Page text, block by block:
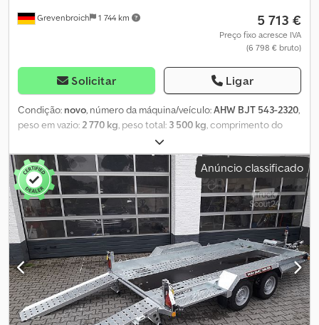
Grevenbroich 1 744 km 5 713 €
Preço fixo acresce IVA
(6 798 € bruto)
Solicitar Ligar
Condição: novo, número da máquina/veículo:AHW BJT 543-2320,
peso em vazio:2 770 kg, peso total: 3 500 kg, comprimento do
, largura do espaço de carga:
mm, Ano de fabrico:2026, Muitos modelos e versões populares
disponíveis... Mais é simplesmente mais valor... encomende em
trailershop. Os nossos reboques Brian James não são apenas para
profissionais, oferecendo a solução mais confortável para o
transporte de máquinas. *ou garanta já o seu modelo e
equipamento preferidos.* Deseja comprar um dos melhores
reboques multiuso para transporte de máquinas? Exemplo sem
compromisso: Reboque para transporte de máquinas Cargo
Digger Plant 2, 370x170x15 cm, 3500 kg. Chassi Tandem de
plataforma baixa V, freio de inércia, pneus 12", altura da plataforma
de carga 38 cm, caçamba de aço galvanizada com base de aço
perfurado, olhais de amarração DIN, suporte para pá montado,
Anúncio classificado